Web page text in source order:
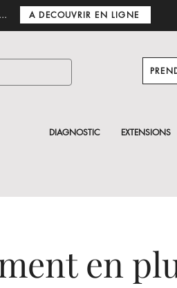
A DECOUVRIR EN LIGNE
DIAGNOSTIC EXTENSIONS
en